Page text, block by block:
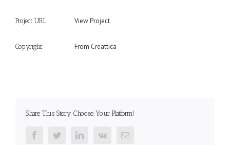
Project URL: View Project
Copyright: From Creattica
Share This Story, Choose Your Platform!
FacebookTwitterLinkedInVk Email